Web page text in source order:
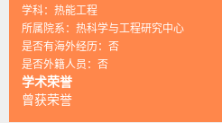
学科：热能工程
所属院系：热科学与工程研究中心
是否有海外经历：否
是否外籍人员：否
学术荣誉
曾获荣誉